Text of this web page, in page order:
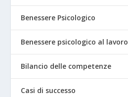
Benessere Psicologico
Benessere psicologico al lavoro
Bilancio delle competenze
Casi di successo